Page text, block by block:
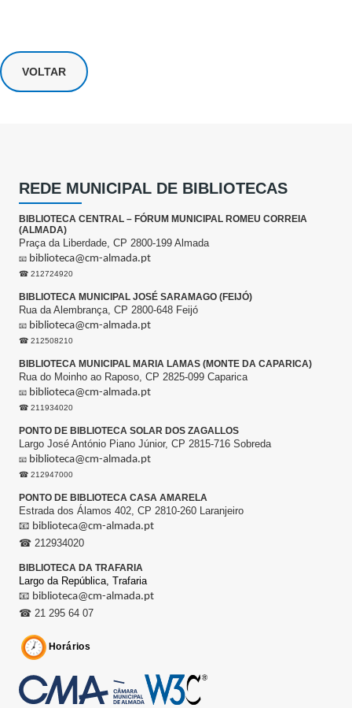
VOLTAR
REDE MUNICIPAL DE BIBLIOTECAS
BIBLIOTECA CENTRAL – FÓRUM MUNICIPAL ROMEU CORREIA
(ALMADA)
Praça da Liberdade, CP 2800-199 Almada
📧 biblioteca@cm-almada.pt
☎ 212724920
BIBLIOTECA MUNICIPAL JOSÉ SARAMAGO (FEIJÓ)
Rua da Alembrança, CP 2800-648 Feijó
📧 biblioteca@cm-almada.pt
☎ 212508210
BIBLIOTECA MUNICIPAL MARIA LAMAS (MONTE DA CAPARICA)
Rua do Moinho ao Raposo, CP 2825-099 Caparica
📧 biblioteca@cm-almada.pt
☎ 211934020
PONTO DE BIBLIOTECA SOLAR DOS ZAGALLOS
Largo José António Piano Júnior, CP 2815-716 Sobreda
📧 biblioteca@cm-almada.pt
☎ 212947000
PONTO DE BIBLIOTECA CASA AMARELA
Estrada dos Álamos 402, CP 2810-260 Laranjeiro
📧 biblioteca@cm-almada.pt
☎ 212934020
BIBLIOTECA DA TRAFARIA
Largo da República, Trafaria
📧 biblioteca@cm-almada.pt
☎ 21 295 64 07
Horários